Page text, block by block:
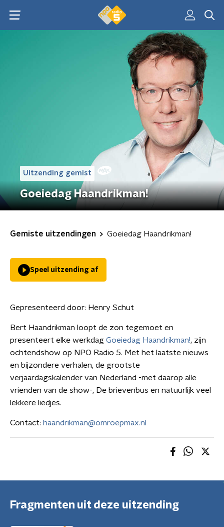
Uitzending gemist
Goeiedag Haandrikman!
Gemiste uitzendingen Goeiedag Haandrikman!
Speel uitzending af
Gepresenteerd door: Henry Schut
Bert Haandrikman loopt de zon tegemoet en
presenteert elke werkdag Goeiedag Haandrikman!, zijn
ochtendshow op NPO Radio 5. Met het laatste nieuws
en bijzondere verhalen, de grootste
verjaardagskalender van Nederland -met daarop alle
vrienden van de show-, De brievenbus en natuurlijk veel
lekkere liedjes.
Contact: haandrikman@omroepmax.nl
Fragmenten uit deze uitzending